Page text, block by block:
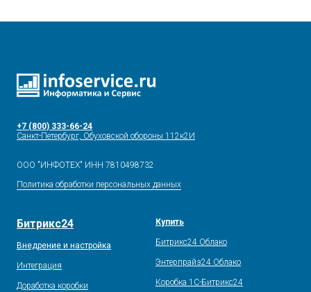
+7 (800) 333-66-24
Санкт-Петербург, Обуховской обороны 112к2И
ООО "ИНФОТЕХ" ИНН 7810498732
Политика обработки персональных данных
Битрикс24
Внедрение и настройка
Интеграция
Доработка коробки
Купить
Битрикс24 Облако
Энтерпрайз24 Облако
Коробка 1С-Битрикс24